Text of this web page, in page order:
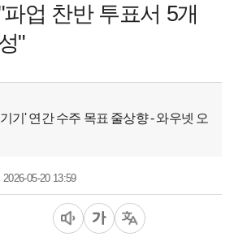
업 찬반 투표서 5개
"
기' 연간 수주 목표 줄상향 - 와우넷 오
2026-05-20 13:59